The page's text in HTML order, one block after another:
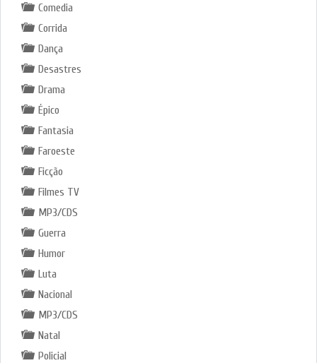
Comedia
Corrida
Dança
Desastres
Drama
Épico
Fantasia
Faroeste
Ficção
Filmes TV
MP3/CDS
Guerra
Humor
Luta
Nacional
MP3/CDS
Natal
Policial